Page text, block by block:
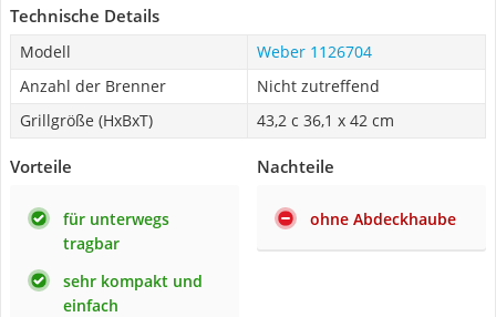
Technische Details
Modell
Weber 1126704
Anzahl der Brenner
Nicht zutreffend
Grillgröße (HxBxT)
43,2 c 36,1 x 42 cm
Vorteile
für unterwegs
tragbar
sehr kompakt und
einfach
Nachteile
ohne Abdeckhaube